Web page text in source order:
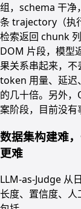
组，schema 干净
条 trajectory（执
检索返回 chunk
DOM 片段，模型
果关系串起来，
token 用量、延迟
的几十倍。另外
案阶段，目前没有
数据集构建难
更难
LLM-as-Judge
长度、置信度、